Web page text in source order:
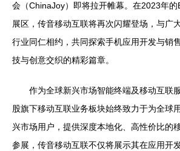
会（ChinaJoy）即将拉开帷幕。在2023年的
展区，传音移动互联将再次闪耀登场，与广
行业同仁相约，共同探索手机应用开发与销
技与创意交织的精彩篇章。
作为全球新兴市场智能终端及移动互联
股旗下移动互联业务板块始终致力于为全球
兴市场用户，提供深度本地化、高性价比的
参展，传音移动互联不仅将展示其在应用开